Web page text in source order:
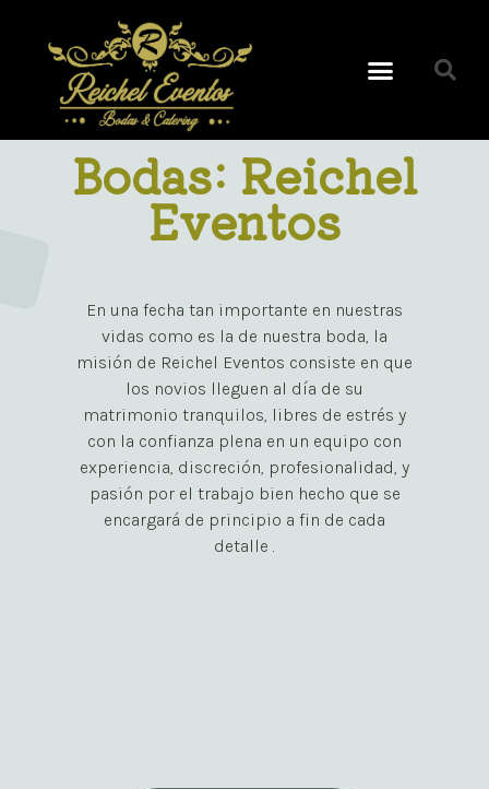
Bodas: Reichel
Eventos
En una fecha tan importante en nuestras
vidas como es la de nuestra boda, la
misión de Reichel Eventos consiste en que
los novios lleguen al día de su
matrimonio tranquilos, libres de estrés y
con la confianza plena en un equipo con
experiencia, discreción, profesionalidad, y
pasión por el trabajo bien hecho que se
encargará de principio a fin de cada
detalle .